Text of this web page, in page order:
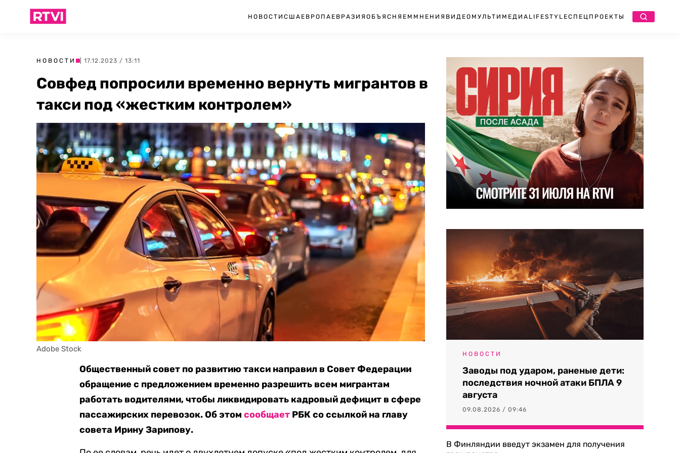
НОВОСТИ США ЕВРОПА ЕВРАЗИЯ ОБЪЯСНЯЕМ МНЕНИЯ ВИДЕО МУЛЬТИМЕДИА LIFESTYLEСПЕЦПРОЕКТЫ
НОВОСТИ | 17.12.2023 / 13:11
Совфед попросили временно вернуть мигрантов в
такси под «жестким контролем»
Adobe Stock
Общественный совет по развитию такси направил в Совет Федерации
обращение с предложением временно разрешить всем мигрантам
работать водителями, чтобы ликвидировать кадровый дефицит в сфере
пассажирских перевозок. Об этомсообщает РБК со ссылкой на главу
совета Ирину Зарипову.
НОВОСТИ
Заводы под ударом, раненые дети:
последствия ночной атаки БПЛА 9
августа
09.08.2026 / 09:46
В Финляндии введут экзамен для получения